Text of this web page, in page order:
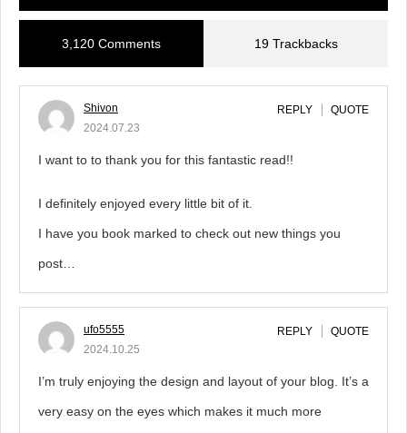
3,120 Comments 19 Trackbacks
Shivon
2024.07.23
REPLY QUOTE
I want to to thank you for this fantastic read!!
I definitely enjoyed every little bit of it.
I have you book marked to check out new things you
post…
ufo5555
2024.10.25
REPLY QUOTE
I’m truly enjoying the design and layout of your blog. It’s a
very easy on the eyes which makes it much more